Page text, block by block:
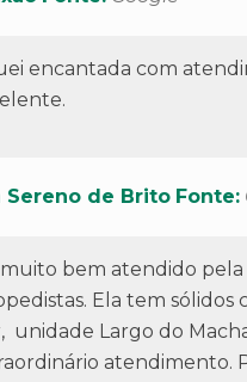
encantada com
Sereno de Brito Fonte:
bem atendido
Ela tem sólidos
unidade Largo do
atendimento.